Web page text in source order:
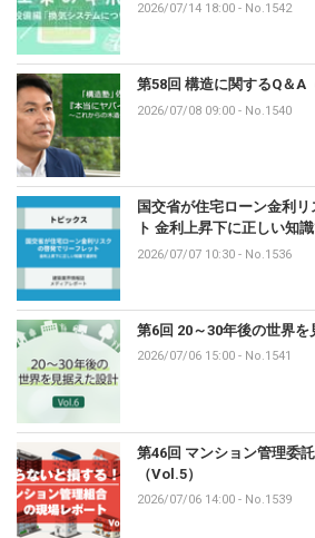
2026/07/14 18:00 - No.1542
第58回 構造に関するQ＆A
2026/07/08 09:00 - No.1540
国交省が住宅ローン金利
ト 金利上昇下に正しい知
2026/07/07 10:30 - No.1536
第6回 20～30年後の世界を
2026/07/06 15:00 - No.1541
第46回 マンション管理委
（Vol.5）
2026/07/06 14:00 - No.1539